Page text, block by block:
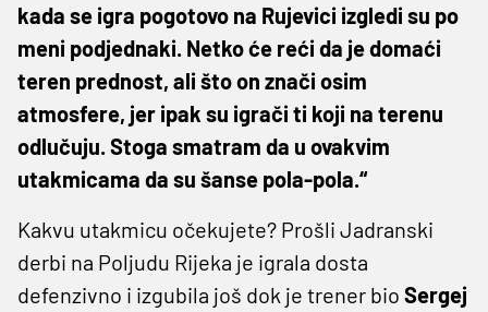
kada se igra pogotovo na Rujevici izgledi su po
meni podjednaki. Netko će reći da je domaći
teren prednost, ali što on znači osim
atmosfere, jer ipak su igrači ti koji na terenu
odlučuju. Stoga smatram da u ovakvim
utakmicama da su šanse pola-pola.“
Kakvu utakmicu očekujete? Prošli Jadranski
derbi na Poljudu Rijeka je igrala dosta
defenzivno i izgubila još dok je trener bio Sergej